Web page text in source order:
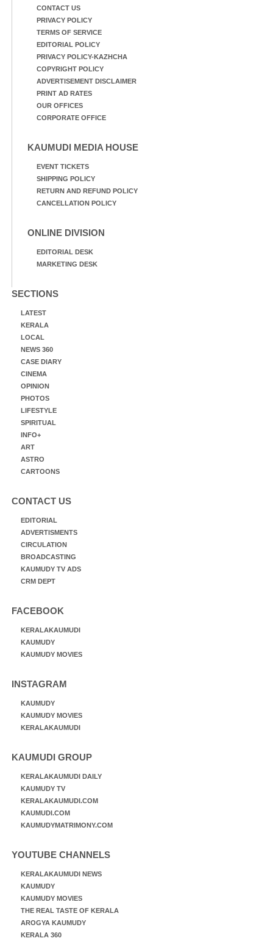
CONTACT US
PRIVACY POLICY
TERMS OF SERVICE
EDITORIAL POLICY
PRIVACY POLICY-KAZHCHA
COPYRIGHT POLICY
ADVERTISEMENT DISCLAIMER
PRINT AD RATES
OUR OFFICES
CORPORATE OFFICE
KAUMUDI MEDIA HOUSE
EVENT TICKETS
SHIPPING POLICY
RETURN AND REFUND POLICY
CANCELLATION POLICY
ONLINE DIVISION
EDITORIAL DESK
MARKETING DESK
SECTIONS
LATEST
KERALA
LOCAL
NEWS 360
CASE DIARY
CINEMA
OPINION
PHOTOS
LIFESTYLE
SPIRITUAL
INFO+
ART
ASTRO
CARTOONS
CONTACT US
EDITORIAL
ADVERTISMENTS
CIRCULATION
BROADCASTING
KAUMUDY TV ADS
CRM DEPT
FACEBOOK
KERALAKAUMUDI
KAUMUDY
KAUMUDY MOVIES
INSTAGRAM
KAUMUDY
KAUMUDY MOVIES
KERALAKAUMUDI
KAUMUDI GROUP
KERALAKAUMUDI DAILY
KAUMUDY TV
KERALAKAUMUDI.COM
KAUMUDI.COM
KAUMUDYMATRIMONY.COM
YOUTUBE CHANNELS
KERALAKAUMUDI NEWS
KAUMUDY
KAUMUDY MOVIES
THE REAL TASTE OF KERALA
AROGYA KAUMUDY
KERALA 360